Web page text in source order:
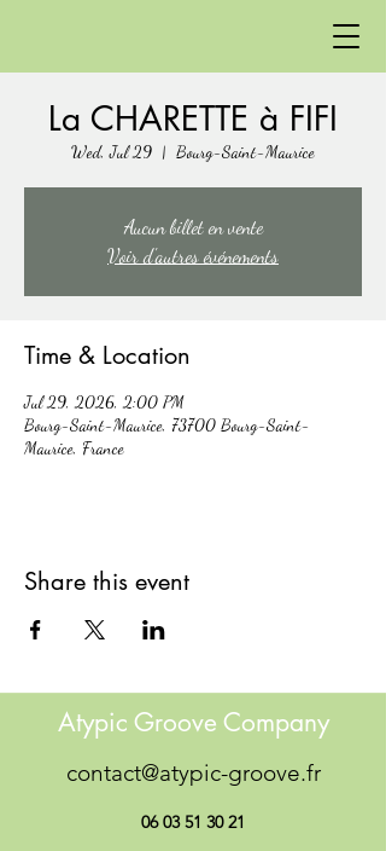
La CHARETTE à FIFI
Wed, Jul 29
  |
Bourg-Saint-Maurice
Aucun billet en vente
Voir d'autres événements
Time & Location
Jul 29, 2026, 2:00 PM
Bourg-Saint-Maurice, 73700 Bourg-Saint-
Maurice, France
Share this event
Atypic Groove Company
contact@atypic-groove.fr
06 03 51 30 21